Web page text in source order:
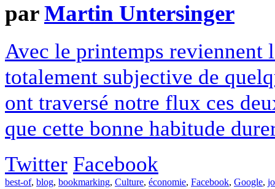
parMartin Untersinger
Avec le printemps reviennent
totalement subjective de
ont traversé notre flux ces
que cette bonne habitude
Twitter Facebook
best-of, blog, bookmarking, Culture, économie, Facebook, Google,